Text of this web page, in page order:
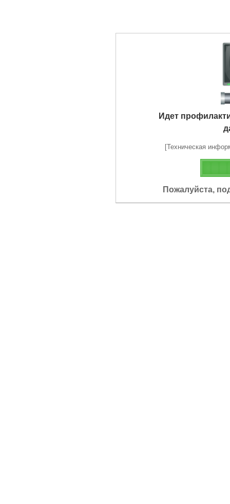
Идет
[Техническая
Пожалуйста,